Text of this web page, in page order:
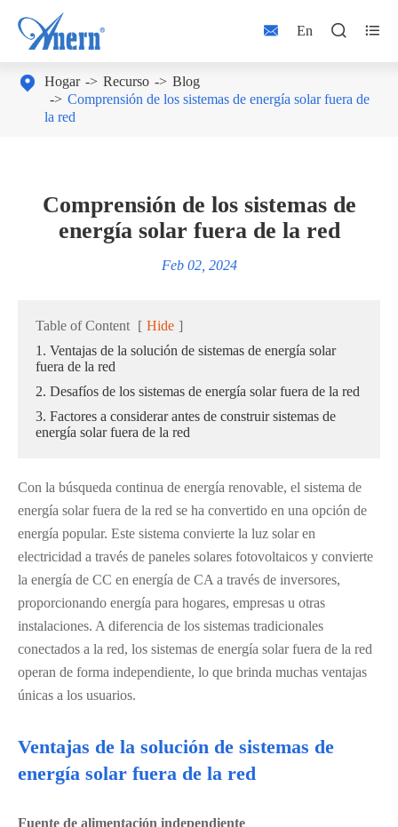
 En  
 Hogar Recurso
Blog
Comprensión de los sistemas de energía solar fuera de
la red
Comprensión de los sistemas de
energía solar fuera de la red
Feb 02, 2024
Table of Content [ Hide ]
1. Ventajas de la solución de sistemas de energía solar
fuera de la red
2. Desafíos de los sistemas de energía solar fuera de la red
3. Factores a considerar antes de construir sistemas de
energía solar fuera de la red
Con la búsqueda continua de energía renovable, el sistema de
energía solar fuera de la red se ha convertido en una opción de
energía popular. Este sistema convierte la luz solar en
electricidad a través de paneles solares fotovoltaicos y convierte
la energía de CC en energía de CA a través de inversores,
proporcionando energía para hogares, empresas u otras
instalaciones. A diferencia de los sistemas tradicionales
conectados a la red, los sistemas de energía solar fuera de la red
operan de forma independiente, lo que brinda muchas ventajas
únicas a los usuarios.
Ventajas de la solución de sistemas de
energía solar fuera de la red
Fuente de alimentación independiente